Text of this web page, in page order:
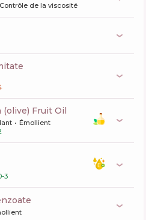
Contrôle de la viscosité
(olive) Fruit Oil
Émollient
3